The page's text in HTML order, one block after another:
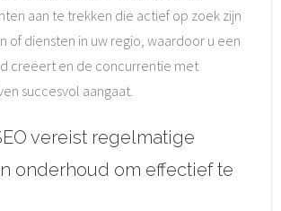
aan te trekken die actief op zoek zijn
of diensten in uw regio, waardoor u een
creëert en de concurrentie met
succesvol aangaat.
vereist regelmatige
onderhoud om effectief te